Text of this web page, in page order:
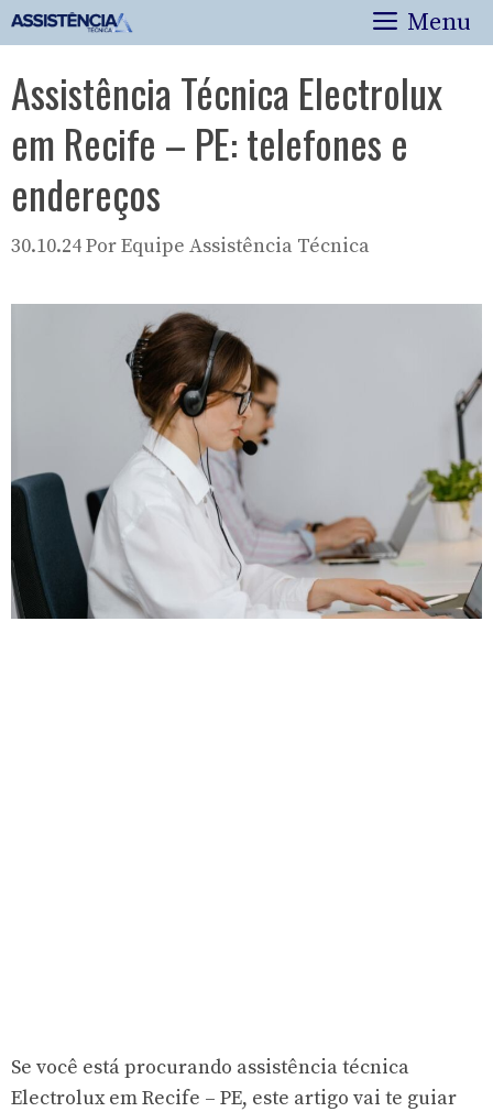
Pular
para
conteúdo
Menu
Assistência Técnica Electrolux
em Recife – PE: telefones e
endereços
30.10.24PorEquipe Assistência Técnica
Se você está procurando assistência técnica
Electrolux em Recife – PE, este artigo vai te guiar